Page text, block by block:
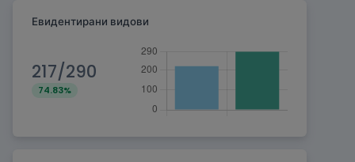
Евидентирани видови
217/290
74.83%